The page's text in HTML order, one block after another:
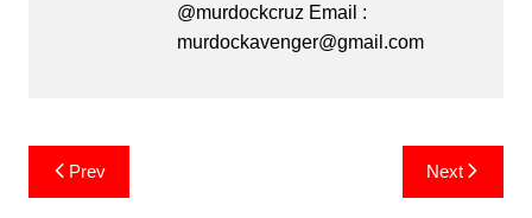
@murdockcruz Email :
murdockavenger@gmail.com
Post
navigation
Prev Next